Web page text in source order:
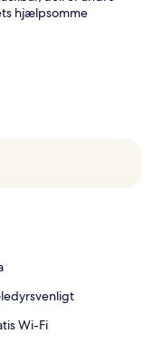
hjælpsomme
Wi-Fi